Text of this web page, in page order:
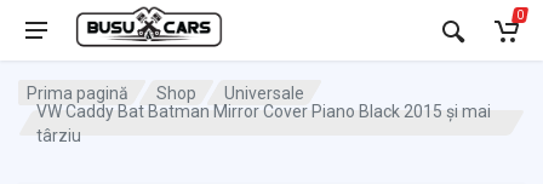
0
Prima pagină Shop
Universale
VW Caddy Bat Batman Mirror Cover Piano Black 2015 și mai
târziu